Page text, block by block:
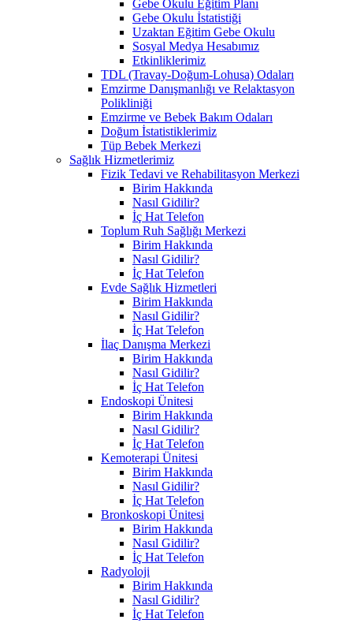
Gebe Okulu Eğitim Planı
Gebe Okulu İstatistiği
Uzaktan Eğitim Gebe Okulu
Sosyal Medya Hesabımız
Etkinliklerimiz
TDL (Travay-Doğum-Lohusa) Odaları
Emzirme Danışmanlığı ve Relaktasyon
Polikliniği
Emzirme ve Bebek Bakım Odaları
Doğum İstatistiklerimiz
Tüp Bebek Merkezi
Sağlık Hizmetlerimiz
Fizik Tedavi ve Rehabilitasyon Merkezi
Birim Hakkında
Nasıl Gidilir?
İç Hat Telefon
Toplum Ruh Sağlığı Merkezi
Birim Hakkında
Nasıl Gidilir?
İç Hat Telefon
Evde Sağlık Hizmetleri
Birim Hakkında
Nasıl Gidilir?
İç Hat Telefon
İlaç Danışma Merkezi
Birim Hakkında
Nasıl Gidilir?
İç Hat Telefon
Endoskopi Ünitesi
Birim Hakkında
Nasıl Gidilir?
İç Hat Telefon
Kemoterapi Ünitesi
Birim Hakkında
Nasıl Gidilir?
İç Hat Telefon
Bronkoskopi Ünitesi
Birim Hakkında
Nasıl Gidilir?
İç Hat Telefon
Radyoloji
Birim Hakkında
Nasıl Gidilir?
İç Hat Telefon